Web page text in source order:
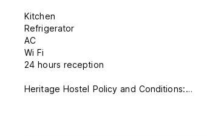
Kitchen
Refrigerator
AC
Wi Fi
24 hours reception
Heritage Hostel Policy and Conditions:
Cancellation Policy: 1 days before